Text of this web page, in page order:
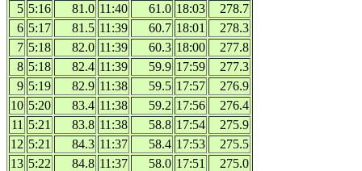
5 5:16 81.0 11:40 61.0 18:03
278.7
6 5:17 81.5 11:39 60.7 18:01
278.3
7 5:18 82.0 11:39 60.3 18:00
277.8
8 5:18 82.4 11:39 59.9 17:59
277.3
9 5:19 82.9 11:38 59.5 17:57
276.9
10 5:20 83.4 11:38 59.2 17:56
276.4
11 5:21 83.8 11:38 58.8 17:54
275.9
12 5:21 84.3 11:37 58.4 17:53
275.5
13 5:22 84.8 11:37 58.0 17:51
275.0